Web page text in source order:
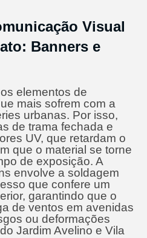
Visual
Banners e
elementos de
mais sofrem com a
urbanas. Por isso,
de trama fechada e
UV, que retardam o
que o material se torne
de exposição. A
envolve a soldagem
que confere um
garantindo que o
de ventos em avenidas
ou deformações
Jardim Avelino e Vila